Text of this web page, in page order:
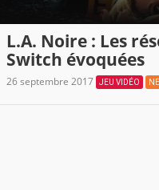
L.A. Noire : Les
Switch évoquées
26 septembre 2017 JEU VIDÉO